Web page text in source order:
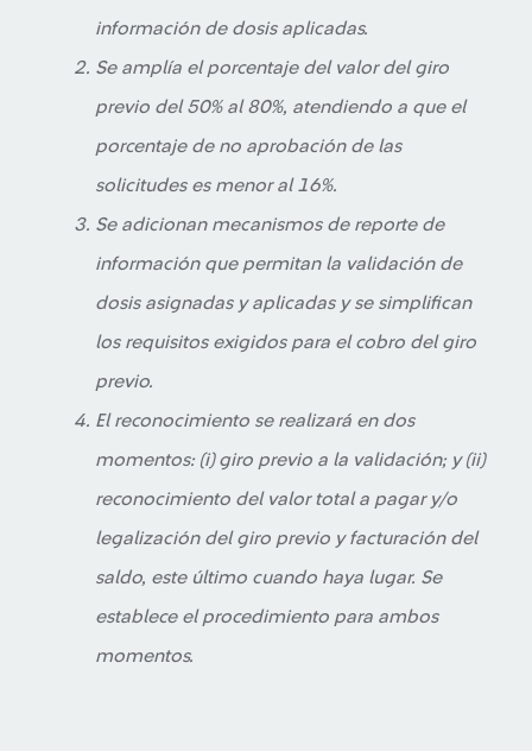
información de dosis aplicadas.
Se amplía el porcentaje del valor del giro
previo del 50% al 80%, atendiendo a que el
porcentaje de no aprobación de las
solicitudes es menor al 16%.
Se adicionan mecanismos de reporte de
información que permitan la validación de
dosis asignadas y aplicadas y se simplifican
los requisitos exigidos para el cobro del giro
previo.
El reconocimiento se realizará en dos
momentos: (i) giro previo a la validación; y (ii)
reconocimiento del valor total a pagar y/o
legalización del giro previo y facturación del
saldo, este último cuando haya lugar. Se
establece el procedimiento para ambos
momentos.